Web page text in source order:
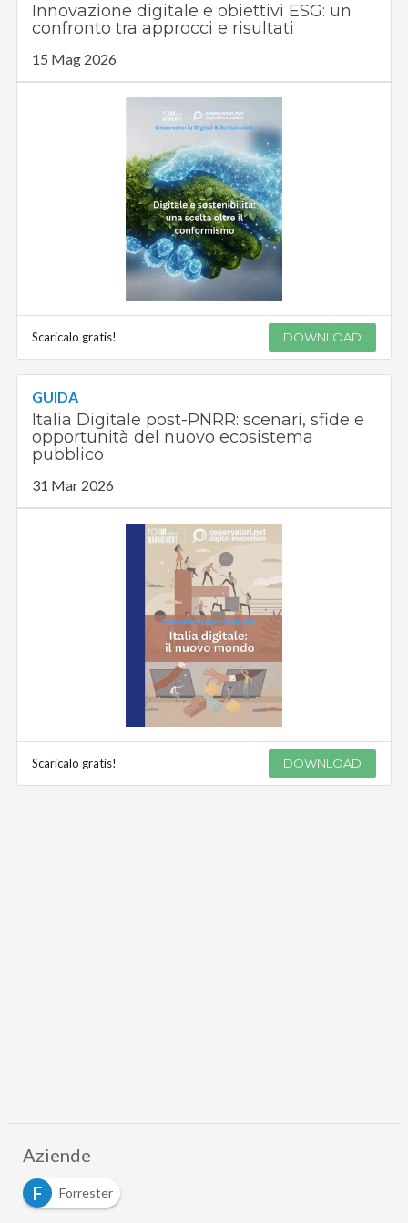
Innovazione digitale e obiettivi ESG: un
confronto tra approcci e risultati
15 Mag 2026
Scaricalo gratis! DOWNLOAD
GUIDA
Italia Digitale post-PNRR: scenari, sfide e
opportunità del nuovo ecosistema
pubblico
31 Mar 2026
Scaricalo gratis! DOWNLOAD
Aziende
F
Forrester